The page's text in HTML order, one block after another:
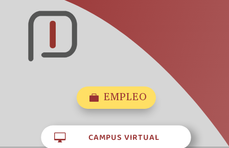
 EMPLEO
 CAMPUS VIRTUAL